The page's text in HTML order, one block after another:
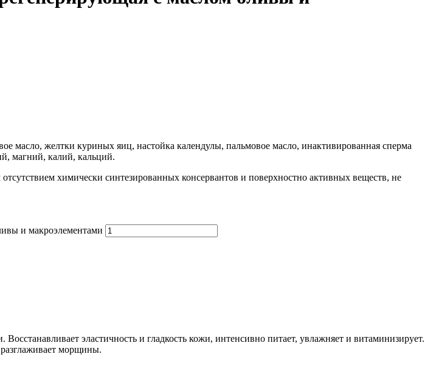
масло, желтки куриных яиц, настойка календулы, пальмовое масло, инактивированная сперма
магний, калий, кальций.
химически синтезированных консервантов и поверхностно активных веществ, не
и макроэлементами
эластичность и гладкость кожи, интенсивно питает, увлажняет и витаминизирует.
морщины.